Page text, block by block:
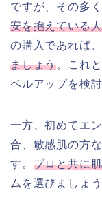
ですが、その多
安を抱えている人
の購入であれば
ましょう。これ
ベルアップを検
一方、初めてエ
合、敏感肌の方
す。 プロと共に
ムを選びましょう